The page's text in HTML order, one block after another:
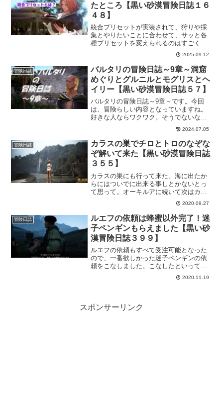
たところ【黒い砂漠冒険日誌１６
４８】
統合プリセットが実装されて、狩りや採
集とやりたいことに合わせて、サッと各
種プリセットを変えられるのはすごく便
利な機能だと思います。けど、個人的に
はちょっと不安な部分もありまして、統
合プリセットの概要と気になった部分を
書いておきます。
2025.09.12
冒険日誌
バルタリの冒険日誌～9章～洞窟
めぐりとグルニルとモグリスとヘ
イリー【黒い砂漠冒険日誌５７】
バルタリの冒険日誌～9章～です。今回
は、冒険らしい内容となっていますね。
好きな人ならワクワク。そうでないなら
面倒。2極化しそうな冒険日誌ですが、楽
2024.07.05
冒険日誌
カラスの巣でチロとトロのなぞな
ぞ解いて来た【黒い砂漠冒険日誌
３５５】
カラスの巣にも行って来た、海に出たか
らにはついでに出来る事しとかないとっ
て思って。オーキルアに続いて次はカラ
スの巣です。着いて早々なぞなぞ出され
たりしてますけど、難しくもないので
OK!招待状がなくてもカラスの巣に入れ
るのはラビニアさんのおかげでした。
2020.09.27
冒険日誌
ルエフの依頼は蜂蜜以外完了！迷
子ペンギンもらえました【黒い砂
漠冒険日誌３９９】
ルエフの依頼もすべて受注可能となった
ので、一番欲しかった迷子ペンギンの依
頼をこなしました。こなしたといっても
覚醒依頼を完了させていればOKな依頼な
ので特に問題なかった。これで、残して
2020.11.19
スポンサーリンク